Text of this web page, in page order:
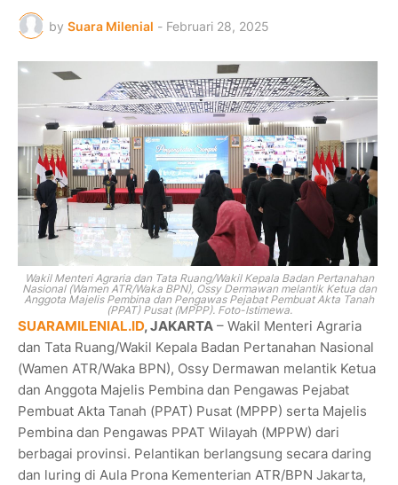
by Suara Milenial - Februari 28, 2025
Wakil Menteri Agraria dan Tata Ruang/Wakil Kepala Badan Pertanahan
Nasional (Wamen ATR/Waka BPN), Ossy Dermawan melantik Ketua dan
Anggota Majelis Pembina dan Pengawas Pejabat Pembuat Akta Tanah
(PPAT) Pusat (MPPP). Foto-Istimewa.
SUARAMILENIAL.ID, JAKARTA – Wakil Menteri Agraria
dan Tata Ruang/Wakil Kepala Badan Pertanahan Nasional
(Wamen ATR/Waka BPN), Ossy Dermawan melantik Ketua
dan Anggota Majelis Pembina dan Pengawas Pejabat
Pembuat Akta Tanah (PPAT) Pusat (MPPP) serta Majelis
Pembina dan Pengawas PPAT Wilayah (MPPW) dari
berbagai provinsi. Pelantikan berlangsung secara daring
dan luring di Aula Prona Kementerian ATR/BPN Jakarta,